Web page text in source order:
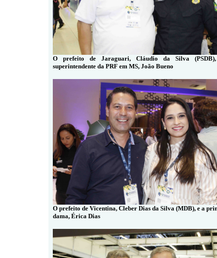
O prefeito de Jaraguari, Cláudio da Silva
superintendente da PRF em MS, João Bueno
O prefeito de Vicentina, Cleber Dias da Silva (MDB), e a
dama, Érica Dias